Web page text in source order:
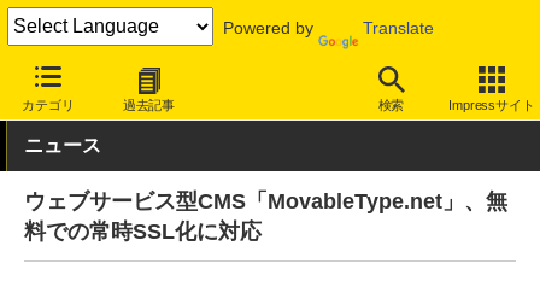
Powered by Translate
カテゴリ 過去記事 検索 Impressサイト
INTERNET Watch サービス/ソフト サービス レンタルサーバ
ニュース
ウェブサービス型CMS「MovableType.net」、無
料での常時SSL化に対応